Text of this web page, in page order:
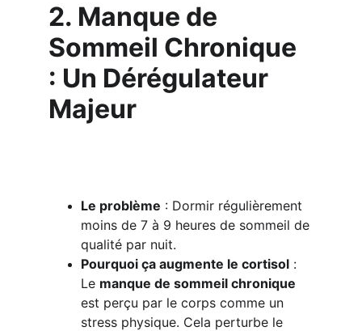
2. Manque de
Sommeil Chronique
: Un Dérégulateur
Majeur
Le problème : Dormir régulièrement
moins de 7 à 9 heures de sommeil de
qualité par nuit.
Pourquoi ça augmente le cortisol :
Le manque de sommeil chronique
est perçu par le corps comme un
stress physique. Cela perturbe le